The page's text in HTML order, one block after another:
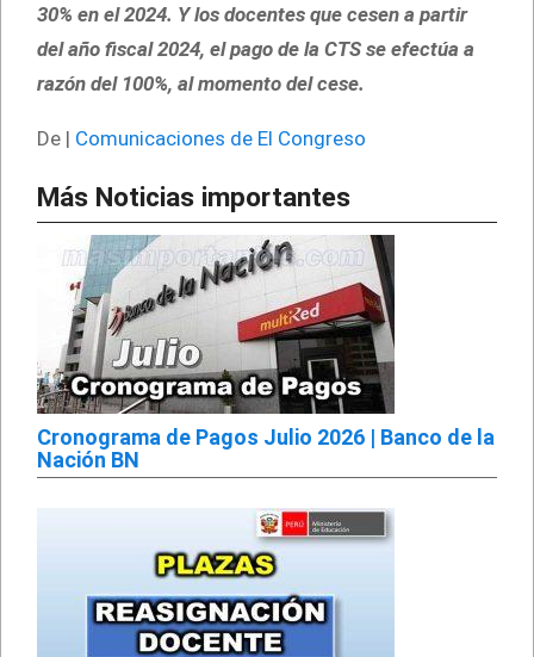
30% en el 2024. Y los docentes que cesen a partir
del año fiscal 2024, el pago de la CTS se efectúa a
razón del 100%, al momento del cese.
De | Comunicaciones de El Congreso
Más Noticias importantes
Cronograma de Pagos Julio 2026 | Banco de la
Nación BN